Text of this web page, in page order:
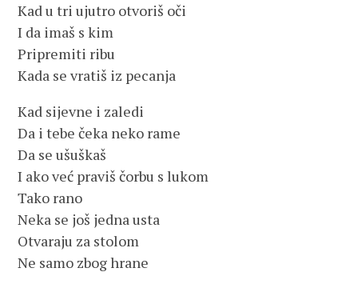
Kad u tri ujutro otvoriš oči
I da imaš s kim
Pripremiti ribu
Kada se vratiš iz pecanja
Kad sijevne i zaledi
Da i tebe čeka neko rame
Da se ušuškaš
I ako već praviš čorbu s lukom
Tako rano
Neka se još jedna usta
Otvaraju za stolom
Ne samo zbog hrane